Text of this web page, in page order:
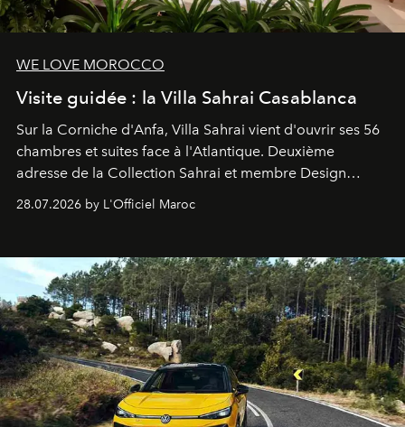
WE LOVE MOROCCO
Visite guidée : la Villa Sahrai Casablanca
Sur la Corniche d'Anfa, Villa Sahrai vient d'ouvrir ses 56
chambres et suites face à l'Atlantique. Deuxième
adresse de la Collection Sahrai et membre Design
Hotels, ce boutique-hôtel cinq étoiles signé Christophe
Pillet promet un lieu de vie complet. On y a déjeuné…
28.07.2026 by L'Officiel Maroc